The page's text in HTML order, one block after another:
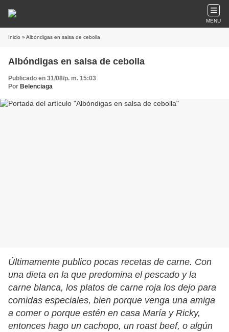
MENU
Inicio » Albóndigas en salsa de cebolla
Albóndigas en salsa de cebolla
Publicado en 31/08/p. m. 15:03
Por Belenciaga
Últimamente publico pocas recetas de carne. Con
una dieta en la que predomina el pescado y la
carne blanca, los platos de carne roja los dejo para
comidas especiales, bien porque venga una amiga
a comer o porque estén en casa María y Ricky,
entonces hago un cachopo, un roast beef, o algún